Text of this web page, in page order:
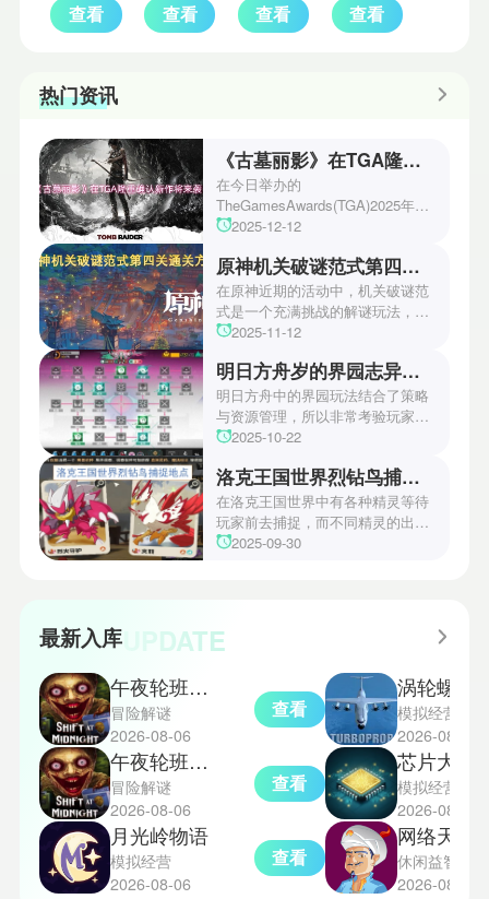
查看 查看 查看 查看
热门资讯
《古墓丽影》在TGA隆重确认新作将来袭！
在今日举办的
TheGamesAwards(TGA)2025年度
游戏颁奖典礼中，古墓丽影系列公
场资讯让众多玩家们都非常期待！
本次官方也宣布游戏将于2027年登
陆PS5、Xbox以及PC平台！有兴
趣的玩家们可以继续留守鲶鱼网！
2025-12-12
原神机关破谜范式第四关通关方法
在原神近期的活动中，机关破谜范
式是一个充满挑战的解谜玩法，其
中第四关是许多玩家遇到困难的地
机关破谜范式第四关通关方法，助
玩家们能够顺利通关！有兴趣的玩
家们快来一起看看吧！
2025-11-12
明日方舟岁的界园志异攻略
明日方舟中的界园玩法结合了策略
与资源管理，所以非常考验玩家的
操作和规划能力。游戏里拥有先
丰富多样的角色体系足以满足不同
战术需求。电表倒转是界园中的核
心挑战之一，玩家需合理利用通宝
和特殊钱币进行资源转换。明日方
乐趣和探索深度，丰富了玩家的游
2025-10-22
洛克王国世界烈钻鸟捕捉地点
在洛克王国世界中有各种精灵等待
玩家前去捕捉，而不同精灵的出现
地点和捕捉方式也各不相同。有少
2025-09-30
最新入库UPDATE
午夜轮班汉化版
冒险解谜
2026-08-06
查看
午夜轮班恐怖游戏手机版
冒险解谜
2026-08-06
查看
月光岭物语
模拟经营
2026-08-06
查看
模拟经营
2026-08-06
模拟经营
2026-08-06
休闲益智
2026-08-06